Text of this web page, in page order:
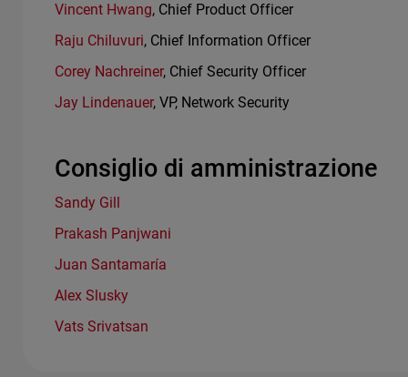
Vincent Hwang, Chief Product Officer
Raju Chiluvuri, Chief Information Officer
Corey Nachreiner, Chief Security Officer
Jay Lindenauer, VP, Network Security
Consiglio di amministrazione
Sandy Gill
Prakash Panjwani
Juan Santamaría
Alex Slusky
Vats Srivatsan